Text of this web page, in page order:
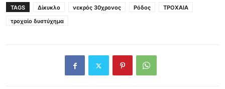
TAGS Δίκυκλο νεκρός 30χρονος Ρόδος
ΤΡΟΧΑΙΑ
τροχαίο δυστύχημα